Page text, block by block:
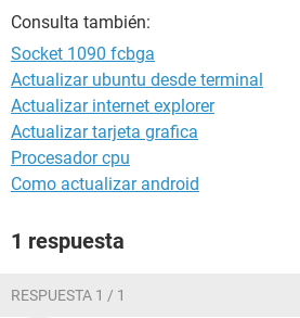
Consulta también:
Socket 1090 fcbga
Actualizar ubuntu desde terminal
Actualizar internet explorer
Actualizar tarjeta grafica
Procesador cpu
Como actualizar android
1 respuesta
RESPUESTA 1 / 1